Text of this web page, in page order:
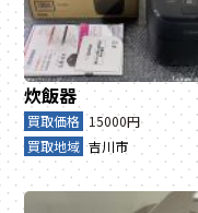
炊飯器
買取価格 15000円
買取地域 吉川市